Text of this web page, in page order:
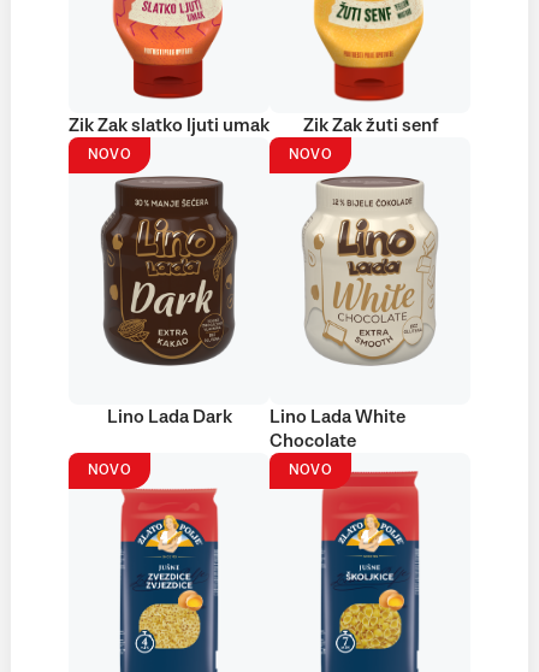
Zik Zak slatko ljuti umak Zik Zak žuti senf
NOVO
Lino Lada Dark
NOVO
Lino Lada White
Chocolate
NOVO NOVO